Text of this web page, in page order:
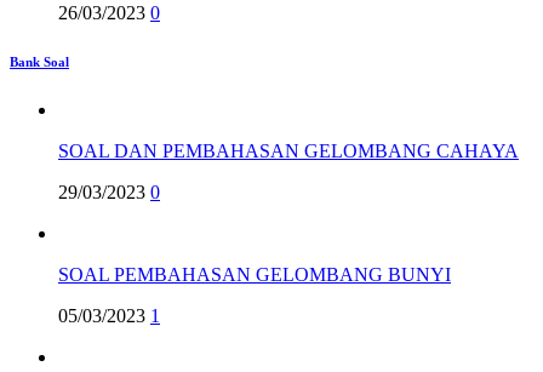
26/03/2023 0
Bank Soal
SOAL DAN PEMBAHASAN GELOMBANG CAHAYA
29/03/2023 0
SOAL PEMBAHASAN GELOMBANG BUNYI
05/03/2023 1